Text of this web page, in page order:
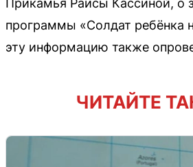
программы «Солдат ребёнка
эту информацию также
ЧИТАЙТЕ